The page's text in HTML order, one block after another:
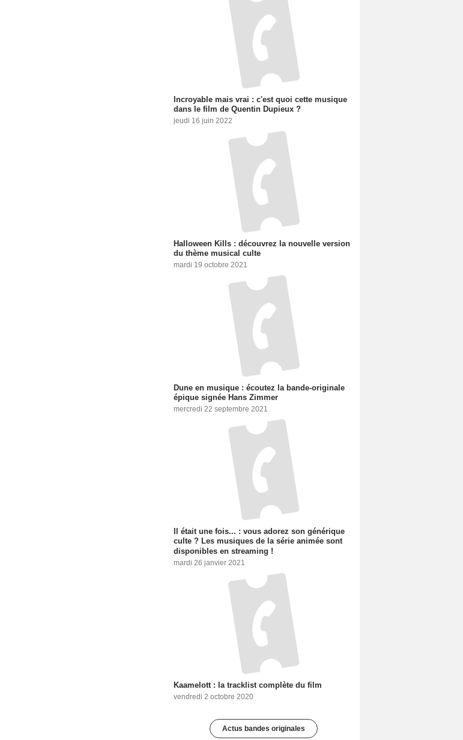
Incroyable mais vrai : c'est quoi cette musique
dans le film de Quentin Dupieux ?
jeudi 16 juin 2022
Halloween Kills : découvrez la nouvelle version
du thème musical culte
mardi 19 octobre 2021
Dune en musique : écoutez la bande-originale
épique signée Hans Zimmer
mercredi 22 septembre 2021
Il était une fois... : vous adorez son générique
culte ? Les musiques de la série animée sont
disponibles en streaming !
mardi 26 janvier 2021
Kaamelott : la tracklist complète du film
vendredi 2 octobre 2020
Actus bandes originales